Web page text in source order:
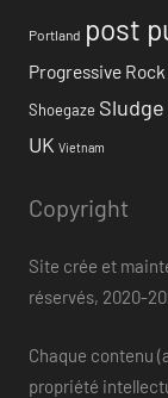
Portland post
Progressive Rock
Shoegaze Sludge
UK Vietnam
Copyright
Site crée et
réservés, 2020-
Chaque contenu
propriété